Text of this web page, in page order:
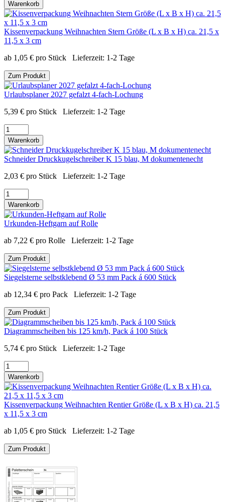
Warenkorb
Kissenverpackung Weihnachten Stern Größe (L x B x H) ca. 21,5 x
11,5 x 3 cm
ab 1,05 € pro Stück Lieferzeit: 1-2 Tage
Zum Produkt
Urlaubsplaner 2027 gefalzt 4-fach-Lochung
5,39 € pro Stück Lieferzeit: 1-2 Tage
Warenkorb
Schneider Druckkugelschreiber K 15 blau, M dokumentenecht
2,03 € pro Stück Lieferzeit: 1-2 Tage
Warenkorb
Urkunden-Heftgarn auf Rolle
ab 7,22 € pro Rolle Lieferzeit: 1-2 Tage
Zum Produkt
Siegelsterne selbstklebend Ø 53 mm Pack á 600 Stück
ab 12,34 € pro Pack Lieferzeit: 1-2 Tage
Zum Produkt
Diagrammscheiben bis 125 km/h, Pack á 100 Stück
5,74 € pro Stück Lieferzeit: 1-2 Tage
Warenkorb
Kissenverpackung Weihnachten Rentier Größe (L x B x H) ca. 21,5
x 11,5 x 3 cm
ab 1,05 € pro Stück Lieferzeit: 1-2 Tage
Zum Produkt